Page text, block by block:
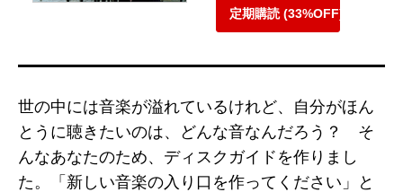
定期購読 (33%OFF)
世の中には音楽が溢れているけれど、自分がほん
とうに聴きたいのは、どんな音なんだろう？ そ
んなあなたのため、ディスクガイドを作りまし
た。「新しい音楽の入り口を作ってください」と